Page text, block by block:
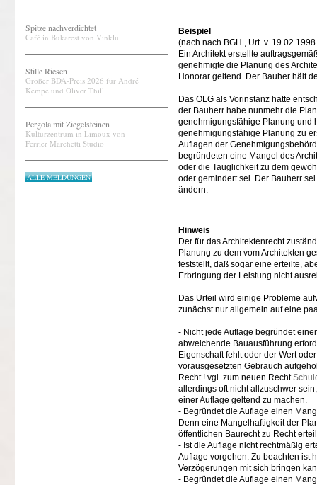
Spitze nachverdichtet
Café in Bukarest von Vinklu
Stille Riesen
Großer BDA-Preis 2026 für André
Kempe und Oliver Thill
Pergola mit Ziegelsteinen
Kulturzentrum in Limoux von
Ferrier Marchetti Studio
ALLE MELDUNGEN
Beispiel
(nach nach BGH , Urt. v.
Ein Architekt erstellte
genehmigte die Planung des
Honorar geltend. Der Bauher hält
Das OLG als Vorinstanz hatte
der Bauherr habe nunmehr die
genehmigungsfähige Planung und
genehmigungsfähige Planung zu
Auflagen der
begründeten eine Mangel des
oder die Tauglichkeit zu dem
oder gemindert sei. Der Bauherr
ändern.
Hinweis
Der für das Architektenrecht
Planung zu dem vom Architekten
feststellt, daß sogar eine erteilte,
Erbringung der Leistung nicht
Das Urteil wird einige Probleme
zunächst nur allgemein auf eine
- Nicht jede Auflage begründet
abweichende Bauausführung
Eigenschaft fehlt oder der Wert
vorausgesetzten Gebrauch
Recht ! vgl. zum neuen Recht
allerdings oft nicht allzuschwer
einer Auflage geltend zu machen.
- Begründet die Auflage einen
Denn eine Mangelhaftigkeit der
öffentlichen Baurecht zu Recht
- Ist die Auflage nicht rechtmäßig
Auflage vorgehen. Zu beachten ist
Verzögerungen mit sich bringen
- Begründet die Auflage einen